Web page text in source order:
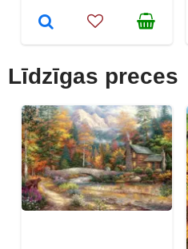
Līdzīgas preces